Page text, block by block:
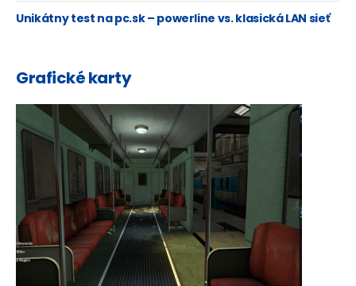
Unikátny test na pc.sk – powerline vs. klasická LAN sieť
Grafické karty